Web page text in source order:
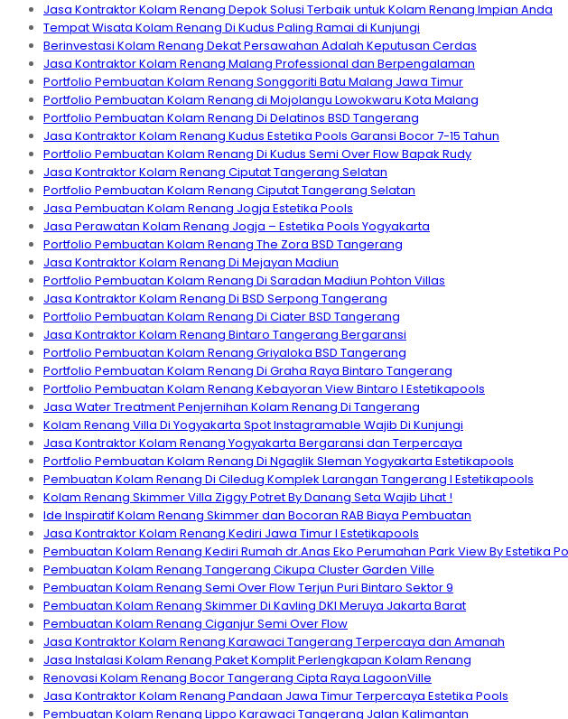
Jasa Kontraktor Kolam Renang Depok Solusi Terbaik untuk Kolam Renang Impian Anda
Tempat Wisata Kolam Renang Di Kudus Paling Ramai di Kunjungi
Berinvestasi Kolam Renang Dekat Persawahan Adalah Keputusan Cerdas
Jasa Kontraktor Kolam Renang Malang Professional dan Berpengalaman
Portfolio Pembuatan Kolam Renang Songgoriti Batu Malang Jawa Timur
Portfolio Pembuatan Kolam Renang di Mojolangu Lowokwaru Kota Malang
Portfolio Pembuatan Kolam Renang Di Delatinos BSD Tangerang
Jasa Kontraktor Kolam Renang Kudus Estetika Pools Garansi Bocor 7-15 Tahun
Portfolio Pembuatan Kolam Renang Di Kudus Semi Over Flow Bapak Rudy
Jasa Kontraktor Kolam Renang Ciputat Tangerang Selatan
Portfolio Pembuatan Kolam Renang Ciputat Tangerang Selatan
Jasa Pembuatan Kolam Renang Jogja Estetika Pools
Jasa Perawatan Kolam Renang Jogja – Estetika Pools Yogyakarta
Portfolio Pembuatan Kolam Renang The Zora BSD Tangerang
Jasa Kontraktor Kolam Renang Di Mejayan Madiun
Portfolio Pembuatan Kolam Renang Di Saradan Madiun Pohton Villas
Jasa Kontraktor Kolam Renang Di BSD Serpong Tangerang
Portfolio Pembuatan Kolam Renang Di Ciater BSD Tangerang
Jasa Kontraktor Kolam Renang Bintaro Tangerang Bergaransi
Portfolio Pembuatan Kolam Renang Griyaloka BSD Tangerang
Portfolio Pembuatan Kolam Renang Di Graha Raya Bintaro Tangerang
Portfolio Pembuatan Kolam Renang Kebayoran View Bintaro I Estetikapools
Jasa Water Treatment Penjernihan Kolam Renang Di Tangerang
Kolam Renang Villa Di Yogyakarta Spot Instagramable Wajib Di Kunjungi
Jasa Kontraktor Kolam Renang Yogyakarta Bergaransi dan Terpercaya
Portfolio Pembuatan Kolam Renang Di Ngaglik Sleman Yogyakarta Estetikapools
Pembuatan Kolam Renang Di Ciledug Komplek Larangan Tangerang I Estetikapools
Kolam Renang Skimmer Villa Ziggy Potret By Danang Seta Wajib Lihat !
Ide Inspiratif Kolam Renang Skimmer dan Bocoran RAB Biaya Pembuatan
Jasa Kontraktor Kolam Renang Kediri Jawa Timur I Estetikapools
Pembuatan Kolam Renang Kediri Rumah dr.Anas Eko Perumahan Park View By Estetika
Pembuatan Kolam Renang Tangerang Cikupa Cluster Garden Ville
Pembuatan Kolam Renang Semi Over Flow Terjun Puri Bintaro Sektor 9
Pembuatan Kolam Renang Skimmer Di Kavling DKI Meruya Jakarta Barat
Pembuatan Kolam Renang Ciganjur Semi Over Flow
Jasa Kontraktor Kolam Renang Karawaci Tangerang Terpercaya dan Amanah
Jasa Instalasi Kolam Renang Paket Komplit Perlengkapan Kolam Renang
Renovasi Kolam Renang Bocor Tangerang Cipta Raya LagoonVille
Jasa Kontraktor Kolam Renang Pandaan Jawa Timur Terpercaya Estetika Pools
Pembuatan Kolam Renang Lippo Karawaci Tangerang Jalan Kalimantan